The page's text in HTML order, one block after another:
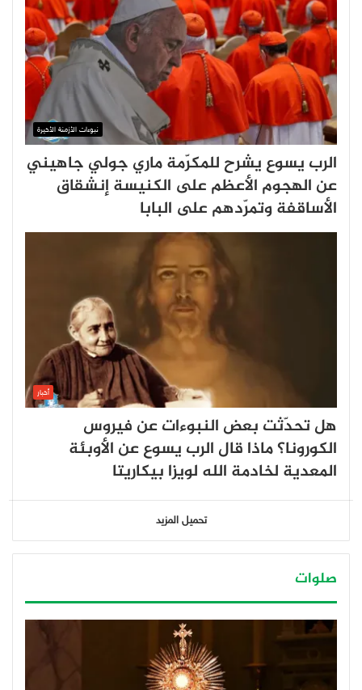
نبوءات الأزمنة الأخيرة
الرب يسوع يشرح للمكرّمة ماري جولي جاهيني
عن الهجوم الأعظم على الكنيسة إنشقاق
الأساقفة وتمرّدهم على البابا
أخبار
هل تحدّثت بعض النبوءات عن فيروس
الكورونا؟ ماذا قال الرب يسوع عن الأوبئة
المعدية لخادمة الله لويزا بيكاريتا
تحميل المزيد
صلوات